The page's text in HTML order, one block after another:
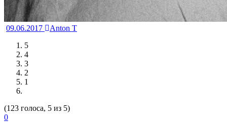
09.06.2017
Anton T
5
4
3
2
1
(123 голоса, 5 из 5)
0